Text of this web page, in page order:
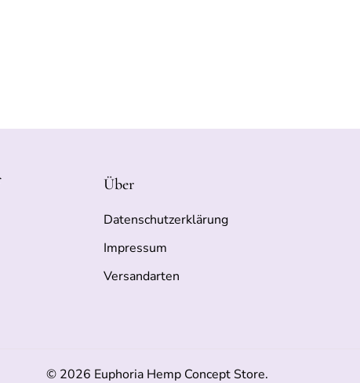
Über
Datenschutzerklärung
Impressum
Versandarten
© 2026 Euphoria Hemp Concept Store.